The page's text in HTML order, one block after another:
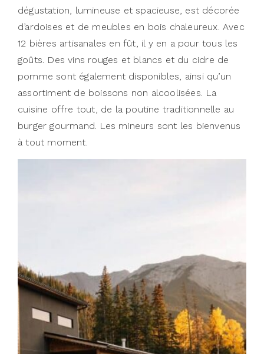
dégustation, lumineuse et spacieuse, est décorée
d’ardoises et de meubles en bois chaleureux. Avec
12 bières artisanales en fût, il y en a pour tous les
goûts. Des vins rouges et blancs et du cidre de
pomme sont également disponibles, ainsi qu’un
assortiment de boissons non alcoolisées. La
cuisine offre tout, de la poutine traditionnelle au
burger gourmand. Les mineurs sont les bienvenus
à tout moment.